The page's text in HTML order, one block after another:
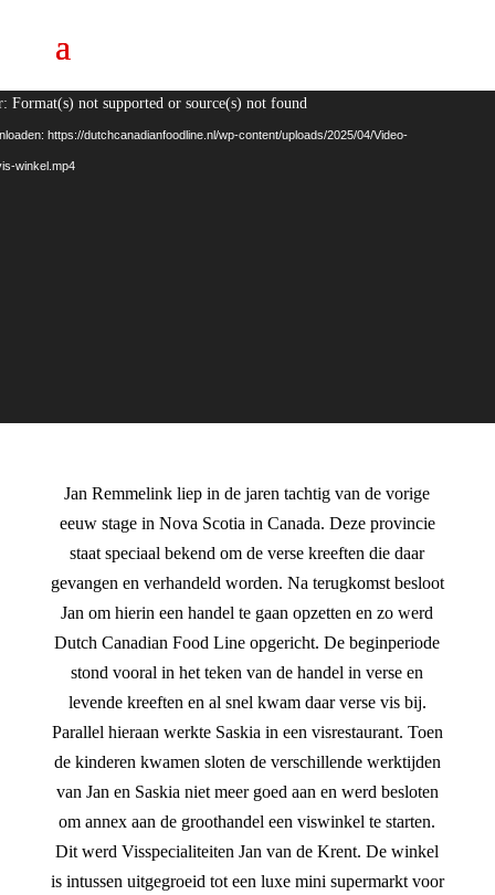
Videospeler
Format(s) not supported or source(s) not found
https://dutchcanadianfoodline.nl/wp-content/uploads/2025/04/Video-
winkel.mp4
Jan Remmelink liep in de jaren tachtig van de vorige
eeuw stage in Nova Scotia in Canada. Deze provincie
staat speciaal bekend om de verse kreeften die daar
gevangen en verhandeld worden. Na terugkomst besloot
Jan om hierin een handel te gaan opzetten en zo werd
Dutch Canadian Food Line opgericht. De beginperiode
stond vooral in het teken van de handel in verse en
levende kreeften en al snel kwam daar verse vis bij.
Parallel hieraan werkte Saskia in een visrestaurant. Toen
de kinderen kwamen sloten de verschillende werktijden
van Jan en Saskia niet meer goed aan en werd besloten
om annex aan de groothandel een viswinkel te starten.
Dit werd Visspecialiteiten Jan van de Krent. De winkel
is intussen uitgegroeid tot een luxe mini supermarkt voor